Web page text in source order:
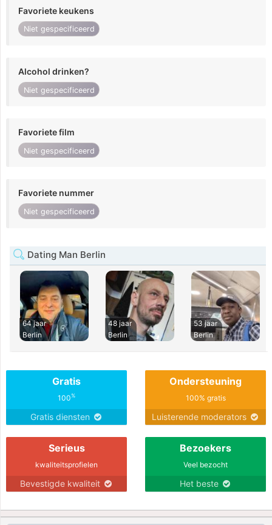
Favoriete keukens
Niet gespecificeerd
Alcohol drinken?
Niet gespecificeerd
Favoriete film
Niet gespecificeerd
Favoriete nummer
Niet gespecificeerd
Dating Man Berlin
64 jaar
Berlin
48 jaar
Berlin
53 jaar
Berlin
Gratis
100%
Gratis diensten
Ondersteuning
100% gratis
Luisterende moderators
Serieus
kwaliteitsprofielen
Bevestigde kwaliteit
Bezoekers
Veel bezocht
Het beste